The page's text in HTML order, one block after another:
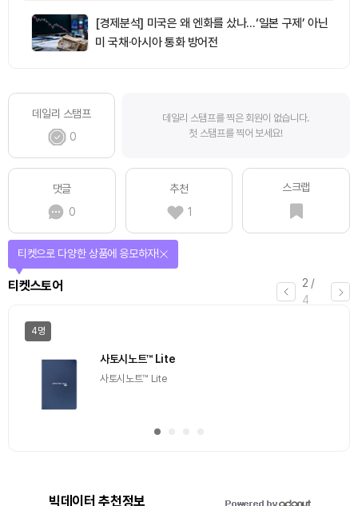
[경제분석] 미국은 왜 엔화를 샀나…‘일본 구제’ 아닌
미 국채·아시아 통화 방어전
데일리 스탬프
0
데일리 스탬프를 찍은 회원이 없습니다.
첫 스탬프를 찍어 보세요!
댓글
0
추천
1
스크랩
3 /
4
에어드랍
선물이 쏟아지는 에어드랍 이벤트!
일반
[Episode 12] IXO™2024 참여하고, 2억원 상당 에어
드랍 받자!
빅데이터 추천정보